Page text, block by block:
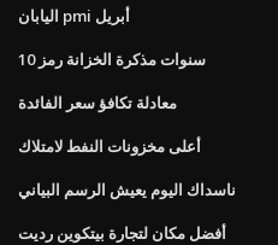
اليابان pmi أبريل
10 سنوات مذكرة الخزانة رمز
معادلة تكافؤ سعر الفائدة
أعلى مخزونات النفط لامتلاك
ناسداك اليوم يعيش الرسم البياني
أفضل مكان لتجارة بيتكوين رديت